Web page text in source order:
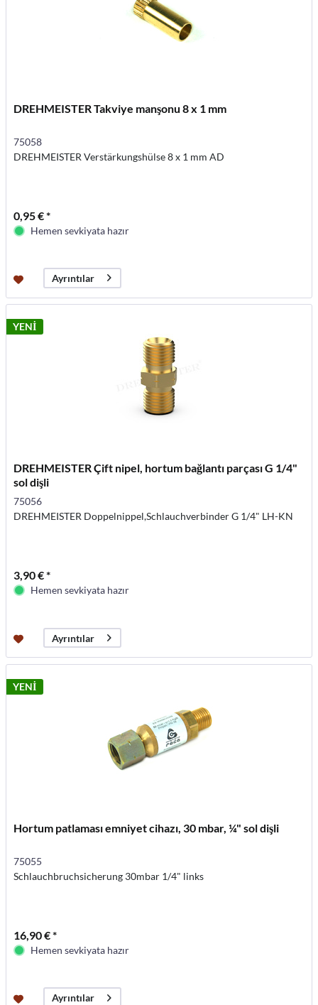
DREHMEISTER Takviye manşonu 8 x 1 mm
75058
DREHMEISTER Verstärkungshülse 8 x 1 mm AD
0,95 € *
Hemen sevkiyata hazır
Ayrıntılar
YENİ
DREHMEISTER Çift nipel, hortum bağlantı parçası G 1/4"
sol dişli
75056
DREHMEISTER Doppelnippel,Schlauchverbinder G 1/4" LH-KN
3,90 € *
Hemen sevkiyata hazır
Ayrıntılar
YENİ
Hortum patlaması emniyet cihazı, 30 mbar, ¼" sol dişli
75055
Schlauchbruchsicherung 30mbar 1/4" links
16,90 € *
Hemen sevkiyata hazır
Ayrıntılar